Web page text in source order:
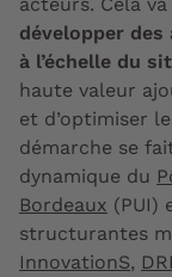
développer
à l’échelle du
haute valeur
et d’optimiser
démarche se
dynamique du
Bordeaux (PUI)
structurantes
InnovationS,